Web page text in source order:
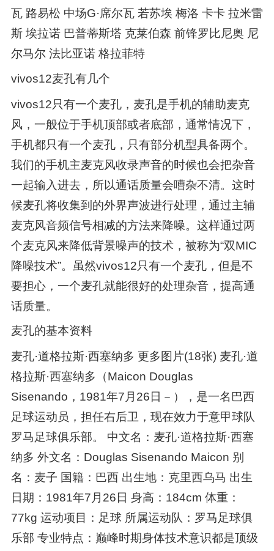
瓦 路易松 中场G·席尔瓦 若苏埃 梅洛 卡卡 拉米雷
斯 埃拉诺 巴普蒂斯塔 克莱伯森 前锋罗比尼奥 尼
尔马尔 法比亚诺 格拉菲特
vivos12麦孔有几个
vivos12只有一个麦孔，麦孔是手机的辅助麦克
风，一般位于手机顶部或者底部，通常情况下，
手机都只有一个麦孔，只有部分机型具备两个。
我们的手机主麦克风收录声音的时候也会把杂音
一起输入进去，所以通话质量会嘈杂不清。这时
候麦孔将收集到的外界声波进行处理，通过主辅
麦克风音频信号相减的方法来降噪。这样通过两
个麦克风来降低背景噪声的技术，被称为“双MIC
降噪技术”。虽然vivos12只有一个麦孔，但是不
要担心，一个麦孔就能很好的处理杂音，提高通
话质量。
麦孔的基本资料
麦孔·道格拉斯·西塞纳多 更多图片(18张) 麦孔·道
格拉斯·西塞纳多（Maicon Douglas
Sisenando，1981年7月26日－），是一名巴西
足球运动员，担任右后卫，现在效力于意甲球队
罗马足球俱乐部。 中文名：麦孔·道格拉斯·西塞
纳多 外文名：Douglas Sisenando Maicon 别
名：麦子 国籍：巴西 出生地：克里西乌马 出生
日期：1981年7月26日 身高：184cm 体重：
77kg 运动项目：足球 所属运动队：罗马足球俱
乐部 专业特点：巅峰时期身体技术意识都是顶级